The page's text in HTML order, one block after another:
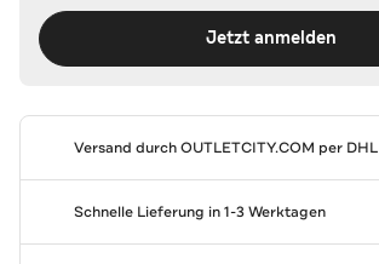
Jetzt anmelden
Versand durchOUTLETCITY.COM per DHL
Schnelle Lieferung in 1-3 Werktagen